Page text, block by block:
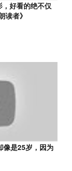
，好看的绝不仅
读者》
像是25岁，因为